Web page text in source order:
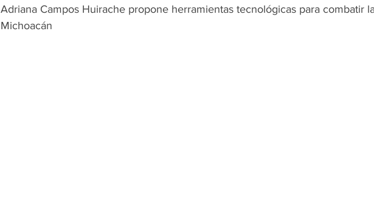
Adriana Campos Huirache propone herramientas tecnológicas para combatir
Michoacán